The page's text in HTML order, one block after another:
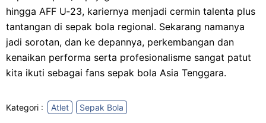
hingga AFF U‑23, kariernya menjadi cermin talenta plus
tantangan di sepak bola regional. Sekarang namanya
jadi sorotan, dan ke depannya, perkembangan dan
kenaikan performa serta profesionalisme sangat patut
kita ikuti sebagai fans sepak bola Asia Tenggara.
Kategori : Atlet Sepak Bola